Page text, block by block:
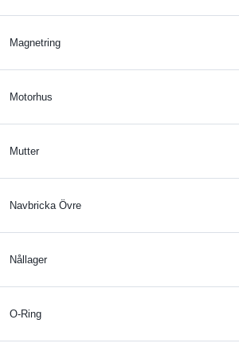
Magnetring
Motorhus
Mutter
Navbricka Övre
Nållager
O-Ring